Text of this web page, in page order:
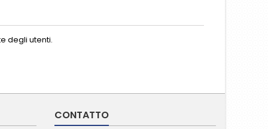
degli utenti.
CONTATTO